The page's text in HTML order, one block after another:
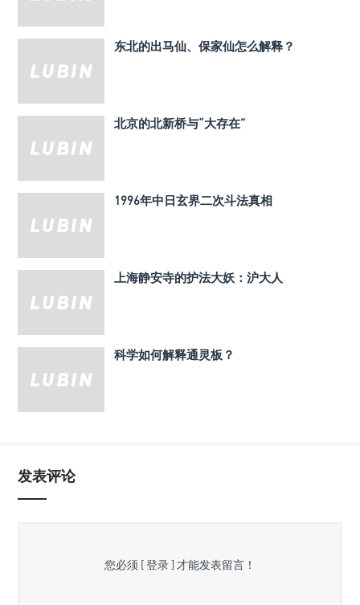
东北的出马仙、保家仙怎么解释？
北京的北新桥与“大存在”
1996年中日玄界二次斗法真相
上海静安寺的护法大妖：沪大人
科学如何解释通灵板？
发表评论
您必须 [ 登录 ] 才能发表留言！